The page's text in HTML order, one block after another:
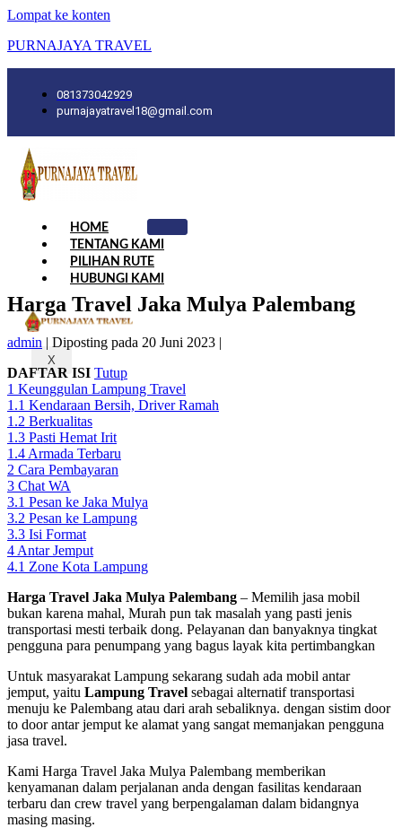
Lompat ke konten
PURNAJAYA TRAVEL
081373042929
purnajayatravel18@gmail.com
HOME
TENTANG KAMI
PILIHAN RUTE
HUBUNGI KAMI
X
Harga Travel Jaka Mulya Palembang
admin | Diposting pada 20 Juni 2023 |
DAFTAR ISI Tutup
1 Keunggulan Lampung Travel
1.1 Kendaraan Bersih, Driver Ramah
1.2 Berkualitas
1.3 Pasti Hemat Irit
1.4 Armada Terbaru
2 Cara Pembayaran
3 Chat WA
3.1 Pesan ke Jaka Mulya
3.2 Pesan ke Lampung
3.3 Isi Format
4 Antar Jemput
4.1 Zone Kota Lampung
Harga Travel Jaka Mulya Palembang – Memilih jasa mobil
bukan karena mahal, Murah pun tak masalah yang pasti jenis
transportasi mesti terbaik dong. Pelayanan dan banyaknya tingkat
pengguna para penumpang yang bagus layak kita pertimbangkan
Untuk masyarakat Lampung sekarang sudah ada mobil antar
jemput, yaitu Lampung Travel sebagai alternatif transportasi
menuju ke Palembang atau dari arah sebaliknya. dengan sistim door
to door antar jemput ke alamat yang sangat memanjakan pengguna
jasa travel.
Kami Harga Travel Jaka Mulya Palembang memberikan
kenyamanan dalam perjalanan anda dengan fasilitas kendaraan
terbaru dan crew travel yang berpengalaman dalam bidangnya
masing masing.